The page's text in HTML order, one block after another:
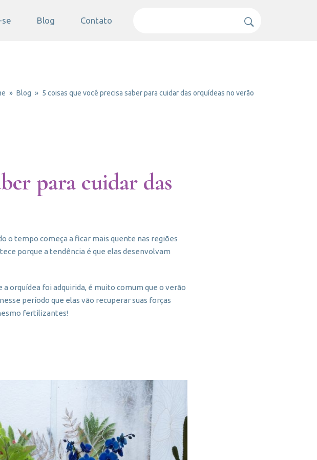
se Blog Contato
Blog 5 coisas que você precisa saber para cuidar das orquídeas no verão
para cuidar das
o tempo começa a ficar mais quente nas regiões
porque a tendência é que elas desenvolvam
orquídea foi adquirida, é muito comum que o verão
período que elas vão recuperar suas forças
fertilizantes!